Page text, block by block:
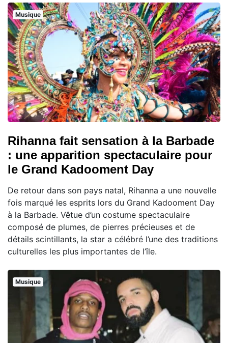
Musique
Rihanna fait sensation à la Barbade
: une apparition spectaculaire pour
le Grand Kadooment Day
De retour dans son pays natal, Rihanna a une nouvelle
fois marqué les esprits lors du Grand Kadooment Day
à la Barbade. Vêtue d’un costume spectaculaire
composé de plumes, de pierres précieuses et de
détails scintillants, la star a célébré l’une des traditions
culturelles les plus importantes de l’île.
Musique